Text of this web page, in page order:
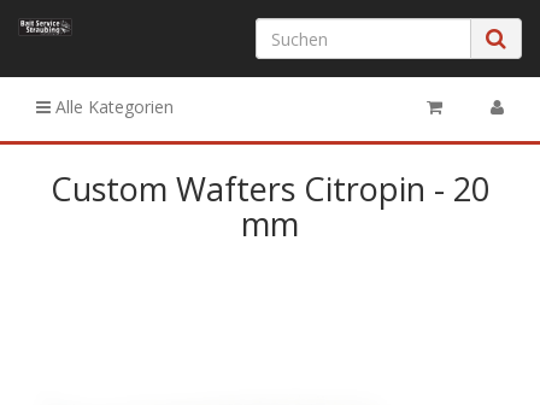
Alle Kategorien
Custom Wafters Citropin - 20
mm